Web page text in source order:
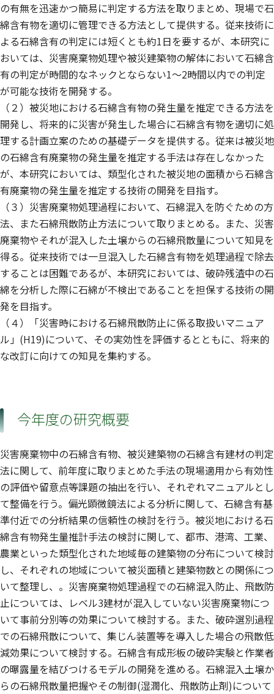
の有無を迅速かつ簡易に判定する方法を取りまとめ、現場で石
綿含有物を適切に管理できる方法として提供する。従来技術に
よる石綿含有の判定には短くとも約1日を要するが、本研究に
おいては、災害廃棄物処理や被災建築物の解体において石綿含
有の判定が時間的なネックとならない1〜2時間以内での判定
が可能な技術を開発する。
（２）被災地における石綿含有物の発生量を推定できる方法を
開発し、将来的に災害が発生した場合に石綿含有物を適切に処
理する計画立案のための基礎データを提供する。従来は被災地
の石綿含有廃棄物の発生量を推定する手法は存在しなかった
が、本研究においては、類型化された被災地の面積から石綿含
有廃棄物の発生量を推定する技術の開発を目指す。
（３）災害廃棄物処理過程において、石綿混入を防ぐための方
法、また石綿飛散防止方法について取りまとめる。また、災害
廃棄物やそれが混入した土壌からの石綿飛散量について知見を
得る。従来技術では一旦混入した石綿含有物を処理過程で除去
することは困難であるが、本研究においては、破砕残渣中の石
綿を分析した際に石綿が不検出であることを担保する技術の開
発を目指す。
（４）「災害時における石綿飛散防止に係る取扱いマニュア
ル」(H19)について、その実効性を評価するとともに、将来的
な改訂に向けての知見を集約する。
今年度の研究概要
災害廃棄物中の石綿含有物、被災建築物の石綿含有建材の判定
法に関して、前年度に取りまとめた手法の現場適用から有効性
の評価や留意点等課題の抽出を行い、それぞれマニュアルとし
て整備を行う。偏光顕微鏡法による分析に関して、石綿含有基
準付近での分析結果の信頼性の検討を行う。被災地における石
綿含有物発生量推計手法の検討に関して、都市、港湾、工業、
農業といった類型化された地域毎の建築物の分布について検討
し、それぞれの地域について被災面積と建築物数との関係につ
いて整理し、。災害廃棄物処理過程での石綿混入防止、飛散防
止については、レベル3建材が混入していない災害廃棄物につ
いて事前分別等の効果について検討する。また、破砕選別過程
での石綿飛散について、集じん装置等を導入した場合の飛散低
減効果について検討する。石綿含有成形板の破砕実験と作業者
の曝露量を結びつけるモデルの開発を進める。石綿混入土壌か
らの石綿飛散量把握やその制御(湿潤化、飛散防止剤)について